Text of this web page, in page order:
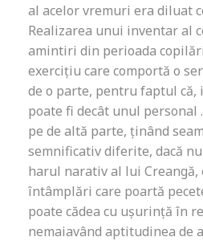
al acelor vremuri era diluat
Realizarea unui inventar al
amintiri din perioada
exercițiu care comportă o
de o parte, pentru faptul
poate fi decât unul personal
pe de altă parte, ținând
semnificativ diferite, dacă
harul narativ al lui Creangă,
întâmplări care poartă
poate cădea cu ușurință în
nemaiavând aptitudinea de